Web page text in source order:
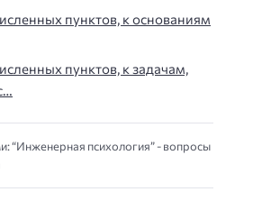
пунктов, к основаниям
пунктов, к задачам,
“Инженерная психология” - вопросы